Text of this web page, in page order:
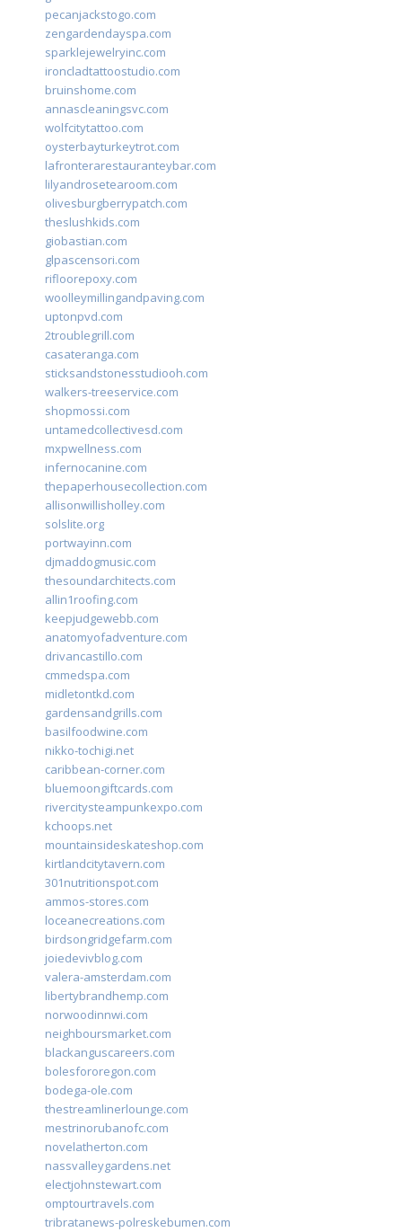
pecanjackstogo.com
zengardendayspa.com
sparklejewelryinc.com
ironcladtattoostudio.com
bruinshome.com
annascleaningsvc.com
wolfcitytattoo.com
oysterbayturkeytrot.com
lafronterarestauranteybar.com
lilyandrosetearoom.com
olivesburgberrypatch.com
theslushkids.com
giobastian.com
glpascensori.com
rifloorepoxy.com
woolleymillingandpaving.com
uptonpvd.com
2troublegrill.com
casateranga.com
sticksandstonesstudiooh.com
walkers-treeservice.com
shopmossi.com
untamedcollectivesd.com
mxpwellness.com
infernocanine.com
thepaperhousecollection.com
allisonwillisholley.com
solslite.org
portwayinn.com
djmaddogmusic.com
thesoundarchitects.com
allin1roofing.com
keepjudgewebb.com
anatomyofadventure.com
drivancastillo.com
cmmedspa.com
midletontkd.com
gardensandgrills.com
basilfoodwine.com
nikko-tochigi.net
caribbean-corner.com
bluemoongiftcards.com
rivercitysteampunkexpo.com
kchoops.net
mountainsideskateshop.com
kirtlandcitytavern.com
301nutritionspot.com
ammos-stores.com
loceanecreations.com
birdsongridgefarm.com
joiedevivblog.com
valera-amsterdam.com
libertybrandhemp.com
norwoodinnwi.com
neighboursmarket.com
blackanguscareers.com
bolesfororegon.com
bodega-ole.com
thestreamlinerlounge.com
mestrinorubanofc.com
novelatherton.com
nassvalleygardens.net
electjohnstewart.com
omptourtravels.com
tribratanews-polreskebumen.com